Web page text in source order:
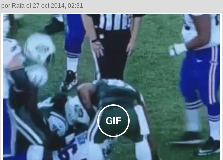
por Rafa el 27 oct 2014, 02:31